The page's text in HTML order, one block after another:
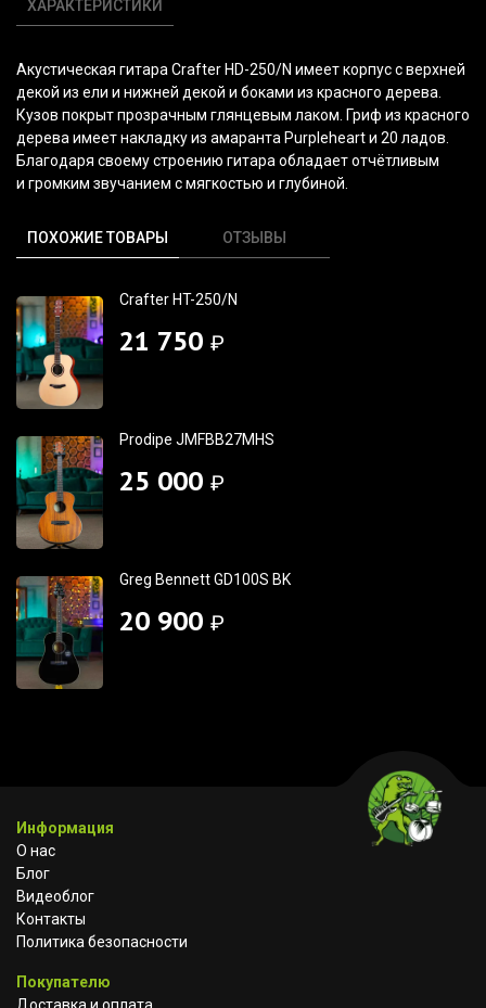
ХАРАКТЕРИСТИКИ
Акустическая гитара Crafter HD-250/N имеет корпус с верхней
декой из ели и нижней декой и боками из красного дерева.
Кузов покрыт прозрачным глянцевым лаком. Гриф из красного
дерева имеет накладку из амаранта Purpleheartи 20 ладов.
Благодаря своему строению гитара обладает отчётливым
и громким звучанием c мягкостью и глубиной.
ПОХОЖИЕ ТОВАРЫ ОТЗЫВЫ
Crafter HT-250/N
21 750 ₽
Prodipe JMFBB27MHS
25 000 ₽
Greg Bennett GD100S BK
20 900 ₽
Информация
О нас
Блог
Видеоблог
Контакты
Политика безопасности
Покупателю